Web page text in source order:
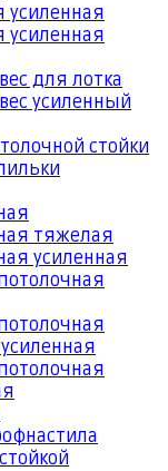
усиленная
усиленная
для лотка
усиленный
стойки
тяжелая
усиленная